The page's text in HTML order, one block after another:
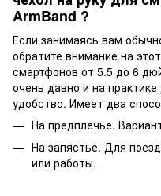
ArmBand ?
Если занимаясь вам
обратите внимание на
смартфонов от 5.5 до 6
очень давно и на
удобство. Имеет два
На предплечье.
На запястье. Для
или работы.